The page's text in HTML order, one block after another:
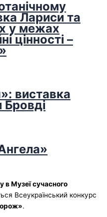
Лариси та
у межах
цінності –
виставка
Бровді
в Музеї сучасного
Всеукраїнський конкурс
.